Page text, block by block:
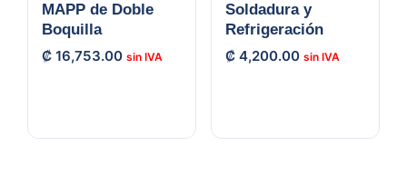
MAPP de Doble
Boquilla
₡ 16,753.00
Soldadura y
Refrigeración
₡ 4,200.00